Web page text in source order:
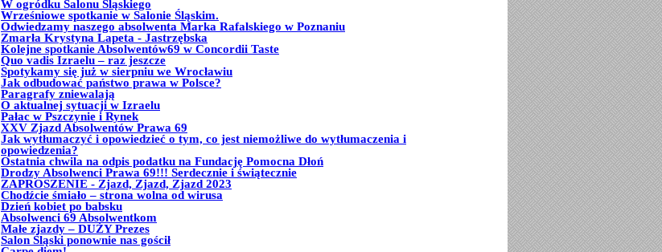
W ogródku Salonu Śląskiego
Wrześniowe spotkanie w Salonie Śląskim.
Odwiedzamy naszego absolwenta Marka Rafalskiego w Poznaniu
Zmarła Krystyna Lapeta - Jastrzębska
Kolejne spotkanie Absolwentów69 w Concordii Taste
Quo vadis Izraelu – raz jeszcze
Spotykamy się już w sierpniu we Wrocławiu
Jak odbudować państwo prawa w Polsce?
Paragrafy zniewalają
O aktualnej sytuacji w Izraelu
Pałac w Pszczynie i Rynek
XXV Zjazd Absolwentów Prawa 69
Jak wytłumaczyć i opowiedzieć o tym, co jest niemożliwe do wytłumaczenia i
opowiedzenia?
Ostatnia chwila na odpis podatku na Fundację Pomocna Dłoń
Drodzy Absolwenci Prawa 69!!! Serdecznie i świątecznie
ZAPROSZENIE - Zjazd, Zjazd, Zjazd 2023
Chodźcie śmiało – strona wolna od wirusa
Dzień kobiet po babsku
Absolwenci 69 Absolwentkom
Małe zjazdy – DUŻY Prezes
Salon Śląski ponownie nas gościł